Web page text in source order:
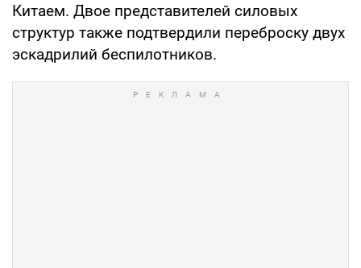
Китаем. Двое представителей силовых
структур также подтвердили переброску двух
эскадрилий беспилотников.